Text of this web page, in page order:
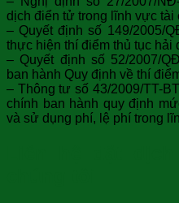
dịch điển tử trong lĩnh vực tài
– Quyết định số 149/2005/
thực hiện thí điểm thủ tục hải
– Quyết định số 52/2007/
ban hành Quy định về thí
– Thông tư số 43/2009/TT-
chính ban hành quy định
và sử dụng phí, lệ phí trong